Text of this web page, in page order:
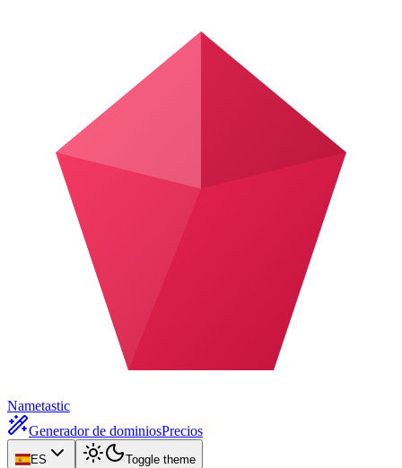
Nametastic
Generador de dominiosPrecios
ES Toggle theme